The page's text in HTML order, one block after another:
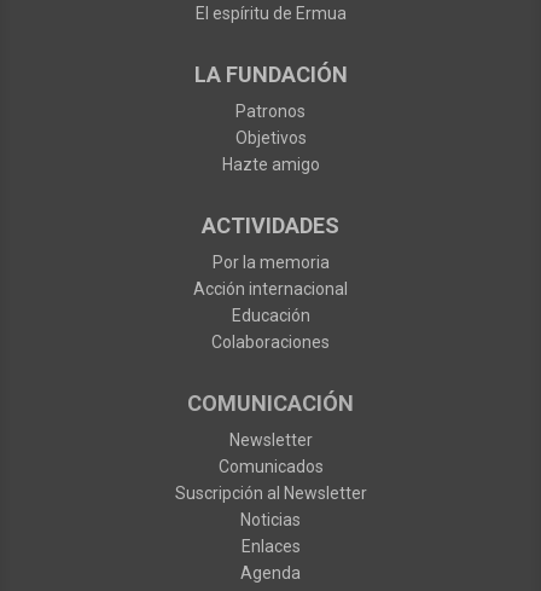
El espíritu de Ermua
LA FUNDACIÓN
Patronos
Objetivos
Hazte amigo
ACTIVIDADES
Por la memoria
Acción internacional
Educación
Colaboraciones
COMUNICACIÓN
Newsletter
Comunicados
Suscripción al Newsletter
Noticias
Enlaces
Agenda